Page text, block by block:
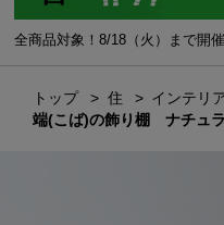
全商品対象！8/18（火）まで開催
トップ 住 インテリ
端(こば)の飾り棚 ナチュ